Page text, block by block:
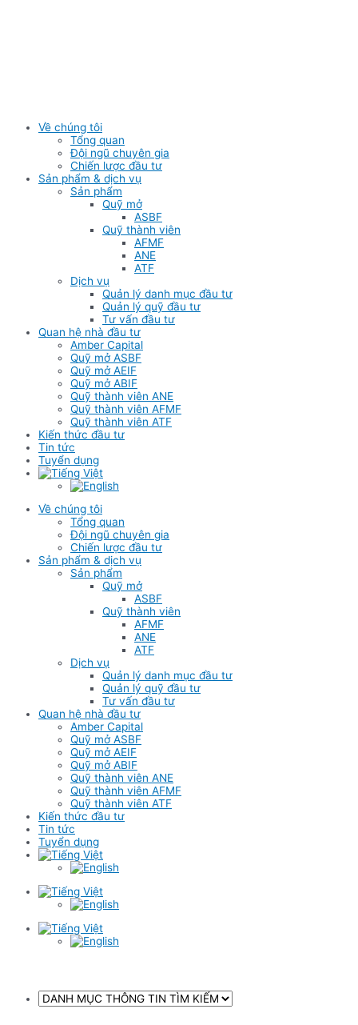
Về chúng tôi
Tổng quan
Đội ngũ chuyên gia
Chiến lược đầu tư
Sản phẩm & dịch vụ
Sản phẩm
Quỹ mở
ASBF
Quỹ thành viên
AFMF
ANE
ATF
Dịch vụ
Quản lý danh mục đầu tư
Quản lý quỹ đầu tư
Tư vấn đầu tư
Quan hệ nhà đầu tư
Amber Capital
Quỹ mở ASBF
Quỹ mở AEIF
Quỹ mở ABIF
Quỹ thành viên ANE
Quỹ thành viên AFMF
Quỹ thành viên ATF
Kiến thức đầu tư
Tin tức
Tuyển dụng
Về chúng tôi
Tổng quan
Đội ngũ chuyên gia
Chiến lược đầu tư
Sản phẩm & dịch vụ
Sản phẩm
Quỹ mở
ASBF
Quỹ thành viên
AFMF
ANE
ATF
Dịch vụ
Quản lý danh mục đầu tư
Quản lý quỹ đầu tư
Tư vấn đầu tư
Quan hệ nhà đầu tư
Amber Capital
Quỹ mở ASBF
Quỹ mở AEIF
Quỹ mở ABIF
Quỹ thành viên ANE
Quỹ thành viên AFMF
Quỹ thành viên ATF
Kiến thức đầu tư
Tin tức
Tuyển dụng